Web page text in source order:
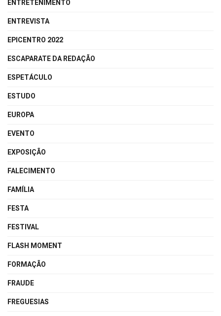
ENTRETENIMENTO
ENTREVISTA
EPICENTRO 2022
ESCAPARATE DA REDAÇÃO
ESPETÁCULO
ESTUDO
EUROPA
EVENTO
EXPOSIÇÃO
FALECIMENTO
FAMÍLIA
FESTA
FESTIVAL
FLASH MOMENT
FORMAÇÃO
FRAUDE
FREGUESIAS